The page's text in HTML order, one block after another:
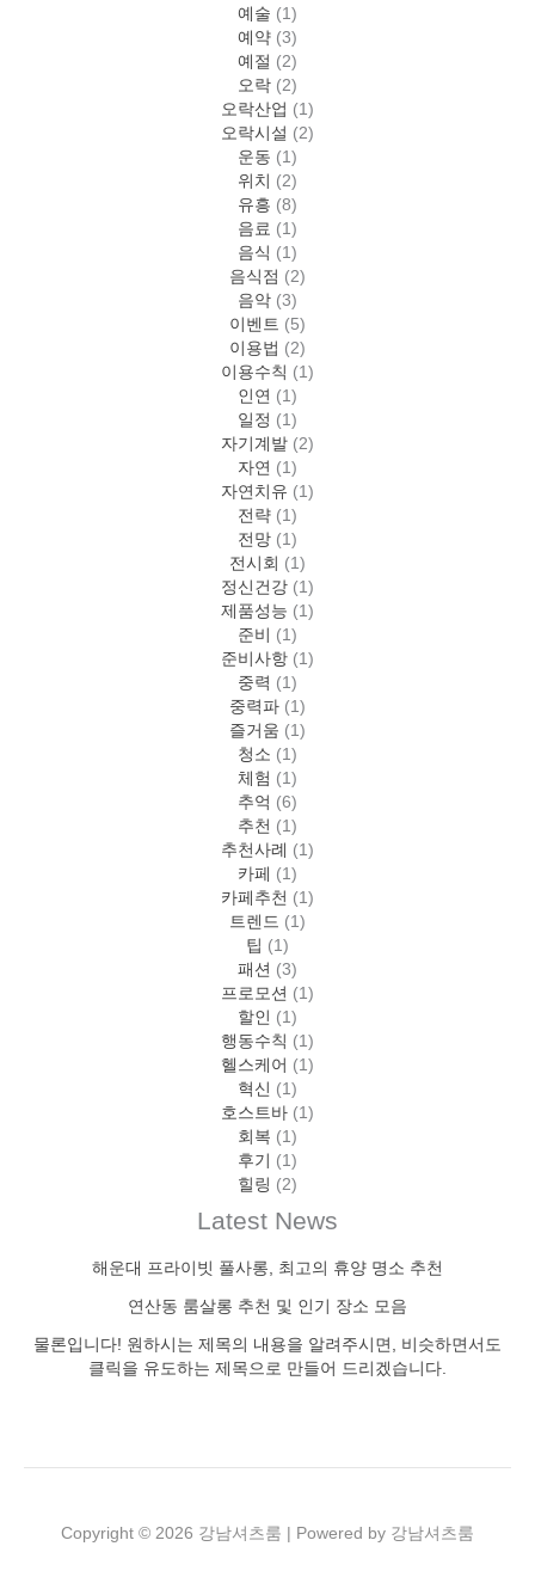
예술 (1)
예약 (3)
예절 (2)
오락 (2)
오락산업 (1)
오락시설 (2)
운동 (1)
위치
(2)
유흥 (8)
음료 (1)
음식 (1)
음식점 (2)
음악 (3)
이벤트 (5)
이용법 (2)
이용수칙 (1)
인연 (1)
일정 (1)
자기계발 (2)
자연 (1)
자연치유 (1)
전략 (1)
전망 (1)
전시회 (1)
정신건강 (1)
제품성능 (1)
준비
(1)
준비사항 (1)
중력 (1)
중력파 (1)
즐거움 (1)
청소 (1)
체험 (1)
추억 (6)
추천 (1)
추천사례
(1)
카페
(1)
카페추천 (1)
트렌드 (1)
팁 (1)
패션 (3)
프로모션 (1)
할인
(1)
행동수칙 (1)
헬스케어 (1)
혁신
(1)
호스트바 (1)
회복 (1)
후기
(1)
힐링 (2)
Latest News
해운대 프라이빗 풀사롱, 최고의 휴양 명소 추천
연산동 룸살롱 추천 및 인기 장소 모음
물론입니다! 원하시는 제목의 내용을 알려주시면, 비슷하면서도
클릭을 유도하는 제목으로 만들어 드리겠습니다.
Copyright © 2026 강남셔츠룸 | Powered by 강남셔츠룸